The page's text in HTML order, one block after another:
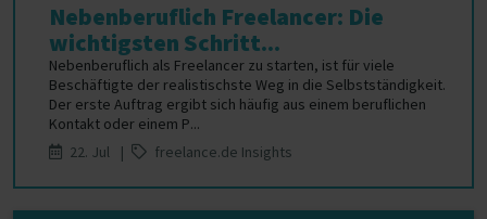
Nebenberuflich Freelancer: Die
wichtigsten Schritt...
Nebenberuflich als Freelancer zu starten, ist für viele
Beschäftigte der realistischste Weg in die Selbstständigkeit.
Der erste Auftrag ergibt sich häufig aus einem beruflichen
Kontakt oder einem P...
22. Jul |
freelance.de Insights